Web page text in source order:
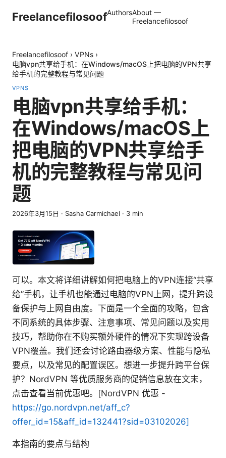
FreelancefilosoofAuthorsAbout —
Freelancefilosoof
Freelancefilosoof › VPNs ›
电脑vpn共享给手机：在Windows/macOS上把电脑的VPN共享
给手机的完整教程与常见问题
VPNS
电脑vpn共享给手机：
在Windows/macOS上
把电脑的VPN共享给手
机的完整教程与常见问
题
2026年3月15日 · Sasha Carmichael · 3 min
可以。本文将详细讲解如何把电脑上的VPN连接“共享
给”手机，让手机也能通过电脑的VPN上网，提升跨设
备保护与上网自由度。下面是一个全面的攻略，包含
不同系统的具体步骤、注意事项、常见问题以及实用
技巧，帮助你在不购买额外硬件的情况下实现跨设备
VPN覆盖。我们还会讨论路由器级方案、性能与隐私
要点，以及常见的配置误区。想进一步提升跨平台保
护？NordVPN 等优质服务商的促销信息放在文末，
点击查看当前优惠吧。[NordVPN 优惠 -
https://go.nordvpn.net/aff_c?
offer_id=15&aff_id=132441?sid=03102026]
本指南的要点与结构